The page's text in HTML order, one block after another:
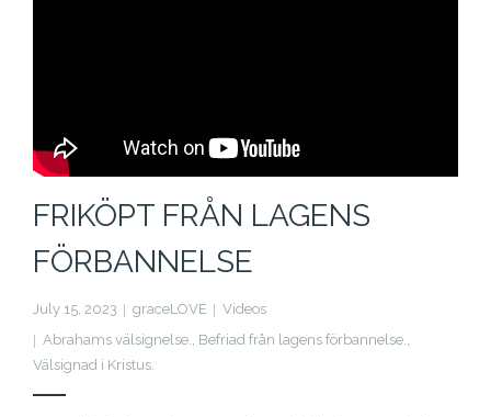
Kontakt
FRIKÖPT FRÅN LAGENS
FÖRBANNELSE
July 15, 2023 graceLOVE
Videos
Abrahams välsignelse., Befriad från lagens förbannelse.,
Välsignad i Kristus.